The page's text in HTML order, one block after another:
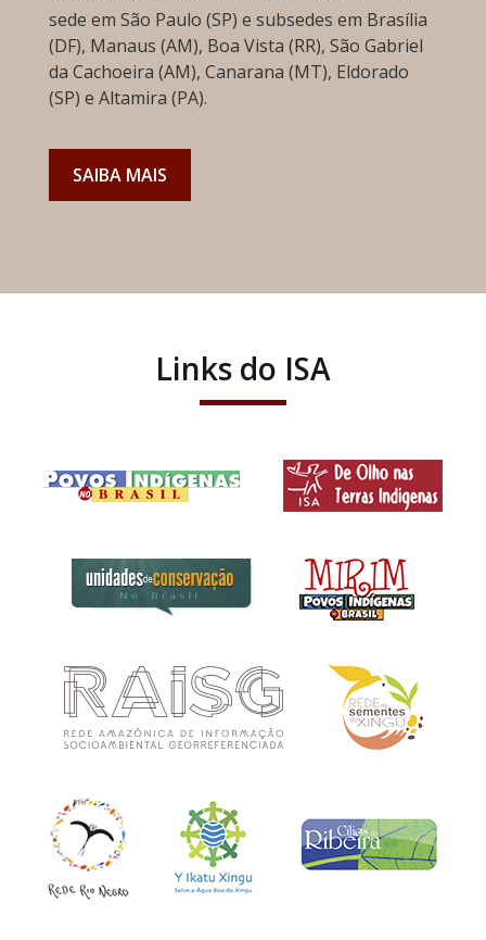
sede em São Paulo (SP) e subsedes em Brasília
(DF), Manaus (AM), Boa Vista (RR), São Gabriel
da Cachoeira (AM), Canarana (MT), Eldorado
(SP) e Altamira (PA).
SAIBA MAIS
Links do ISA